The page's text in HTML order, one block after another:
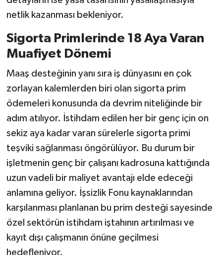
netlik kazanması bekleniyor.
Sigorta Primlerinde 18 Aya Varan
Muafiyet Dönemi
Maaş desteğinin yanı sıra iş dünyasını en çok
zorlayan kalemlerden biri olan sigorta prim
ödemeleri konusunda da devrim niteliğinde bir
adım atılıyor. İstihdam edilen her bir genç için on
sekiz aya kadar varan sürelerle sigorta primi
teşviki sağlanması öngörülüyor. Bu durum bir
işletmenin genç bir çalışanı kadrosuna kattığında
uzun vadeli bir maliyet avantajı elde edeceği
anlamına geliyor. İşsizlik Fonu kaynaklarından
karşılanması planlanan bu prim desteği sayesinde
özel sektörün istihdam iştahının artırılması ve
kayıt dışı çalışmanın önüne geçilmesi
hedefleniyor.